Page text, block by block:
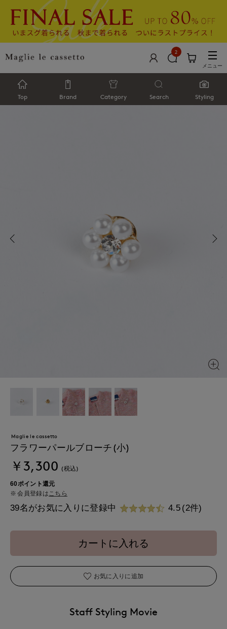
2
メニュー
Top Brand Category Search Styling
Maglie le cassetto
フラワーパールブローチ(小)
￥3,300 (税込)
60ポイント還元
会員登録は こちら
39名がお気に入りに登録中 4.5 (2件)
カートに入れる
お気に入りに追加
Staff Styling Movie